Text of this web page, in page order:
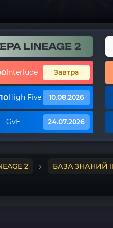
LINEAGE 2
Interlude Завтра
High Five 10.08.2026
GvE 24.07.2026
2 БАЗА ЗНАНИЙ